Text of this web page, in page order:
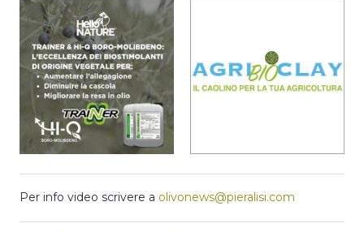
Per info video scrivere a olivonews@pieralisi.com